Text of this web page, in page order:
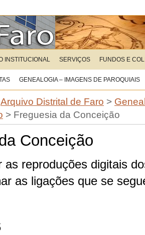
INSTITUCIONAL SERVIÇOS FUNDOS E
GENEALOGIA – IMAGENS DE PAROQUIAIS
Arquivo Distrital de Faro >
> Freguesia da Conceição
Conceição
as reproduções digitais
as ligações que se